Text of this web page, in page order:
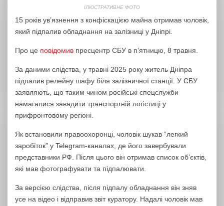
ІЛЮСТРАТИВНЕ ФОТО
15 років ув’язнення з конфіскацією майна отримав чоловік,
який підпалив обладнання на залізниці у Дніпрі.
Про це повідомив пресцентр СБУ в п’ятницю, 8 травня.
За даними слідства, у травні 2025 року житель Дніпра
підпалив релейну шафу біля залізничної станції. У СБУ
заявляють, що таким чином російські спецслужби
намагалися завадити транспортній логістиці у
прифронтовому регіоні.
Як встановили правоохоронці, чоловік шукав “легкий
заробіток” у Telegram-каналах, де його завербували
представники РФ. Після цього він отримав список об’єктів,
які мав фотографувати та підпалювати.
За версією слідства, після підпалу обладнання він зняв
усе на відео і відправив звіт куратору. Надалі чоловік мав